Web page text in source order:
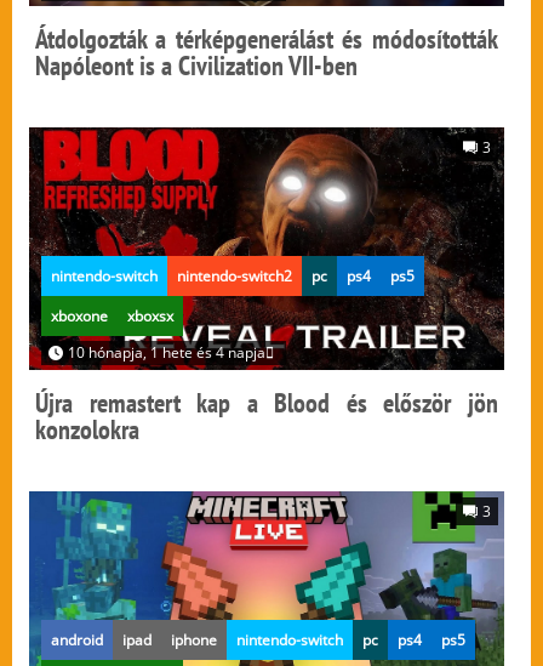
Átdolgozták a térképgenerálást és módosították
Napóleont is a Civilization VII-ben
3
nintendo-switch nintendo-switch2 pc ps4
ps5
xboxone
xboxsx
10 hónapja, 1 hete és 4 napja
Újra remastert kap a Blood és először jön
konzolokra
3
android ipad iphone nintendo-switch pc ps4 ps5